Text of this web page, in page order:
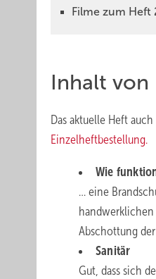
Filme zum Heft
Inhalt
Das aktuelle Heft
Einzelheftbestellung.
Wie
… eine
handwerklichen
Abschottung
Sanitär
Gut, dass sich